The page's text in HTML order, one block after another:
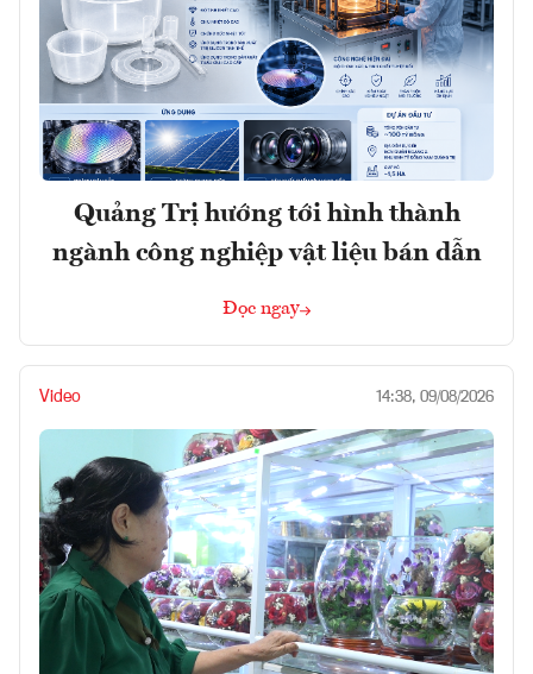
Quảng Trị hướng tới hình thành
ngành công nghiệp vật liệu bán dẫn
Đọc ngay
Video 14:38, 09/08/2026